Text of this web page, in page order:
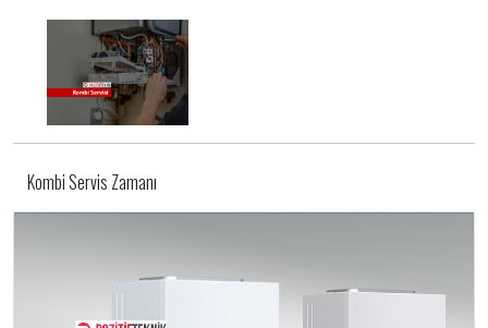
Kombi Servis Zamanı